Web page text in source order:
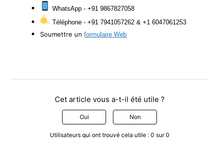
WhatsApp - +91 9867827058
Téléphone - +91 7941057262 & +1 6047061253
Soumettre unformulaire Web
Cet article vous a-t-il été utile ?
Oui Non
Utilisateurs qui ont trouvé cela utile : 0 sur 0